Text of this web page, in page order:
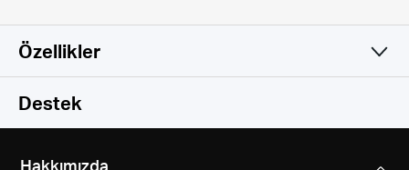
Özellikler
Wireless
Destek
Hakkımızda